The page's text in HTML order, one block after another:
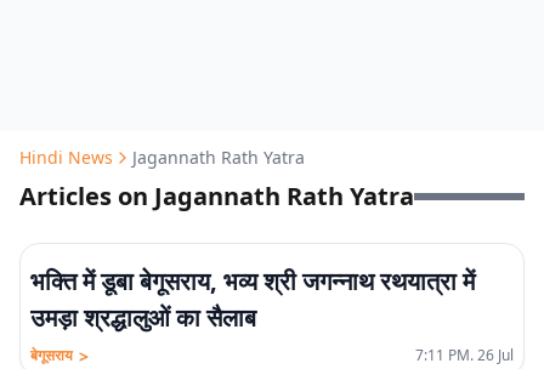
Hindi News Jagannath Rath Yatra
Articles on Jagannath Rath Yatra
भक्ति में डूबा बेगूसराय, भव्य श्री जगन्नाथ रथयात्रा में
उमड़ा श्रद्धालुओं का सैलाब
बेगूसराय > 7:11 PM. 26 Jul